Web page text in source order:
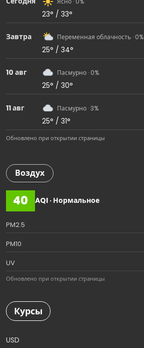
23° / 33°
Завтра Переменная облачность · 0%
25° / 34°
10 авг Пасмурно · 0%
25° / 30°
11 авг Пасмурно · 3%
25° / 31°
Обновлено при открытии страницы
Воздух
40 AQI · Нормальное
PM2.5
PM10
UV
Обновлено при открытии страницы
Курсы
USD